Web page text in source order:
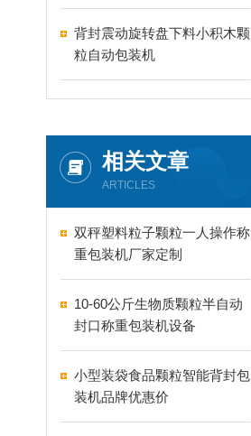
背封震动旋转盘下料小积木颗
粒自动包装机
相关文章
ARTICLES
双秤塑料粒子颗粒一人操作称
重包装机厂家定制
10-60公斤生物质颗粒半自动
封口称重包装机设备
小型装袋食品颗粒智能背封包
装机品牌优惠价